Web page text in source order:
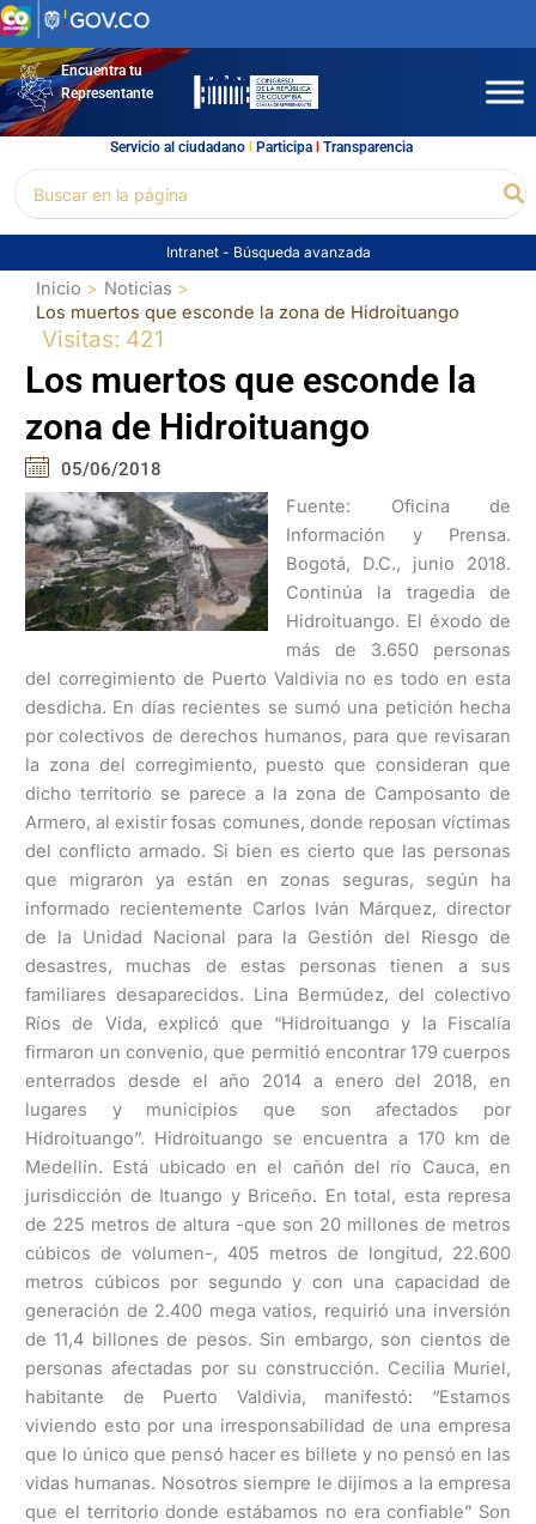
Ir
al
contenidoEncuentra tu
Representante
Servicio al ciudadano l Participal Transparencia
por:
Intranet - Búsqueda avanzada
Inicio
Noticias
Los muertos que esconde la zona de Hidroituango
Visitas: 421
Los muertos que esconde la
zona de Hidroituango
05/06/2018
Fuente: Oficina de
Información y Prensa.
Bogotá, D.C., junio 2018.
Continúa la tragedia de
Hidroituango. El éxodo de
más de 3.650 personas
del corregimiento de Puerto Valdivia no es todo en esta
desdicha. En días recientes se sumó una petición hecha
por colectivos de derechos humanos, para que revisaran
la zona del corregimiento, puesto que consideran que
dicho territorio se parece a la zona de Camposanto de
Armero, al existir fosas comunes, donde reposan víctimas
del conflicto armado. Si bien es cierto que las personas
que migraron ya están en zonas seguras, según ha
informado recientemente Carlos Iván Márquez, director
de la Unidad Nacional para la Gestión del Riesgo de
desastres, muchas de estas personas tienen a sus
familiares desaparecidos. Lina Bermúdez, del colectivo
Ríos de Vida, explicó que “Hidroituango y la Fiscalía
firmaron un convenio, que permitió encontrar 179 cuerpos
enterrados desde el año 2014 a enero del 2018, en
lugares y municipios que son afectados por
Hidroituango”. Hidroituango se encuentra a 170 km de
Medellín. Está ubicado en el cañón del río Cauca, en
jurisdicción de Ituango y Briceño. En total, esta represa
de 225 metros de altura -que son 20 millones de metros
cúbicos de volumen-, 405 metros de longitud, 22.600
metros cúbicos por segundo y con una capacidad de
generación de 2.400 mega vatios, requirió una inversión
de 11,4 billones de pesos. Sin embargo, son cientos de
personas afectadas por su construcción. Cecilia Muriel,
habitante de Puerto Valdivia, manifestó: “Estamos
viviendo esto por una irresponsabilidad de una empresa
que lo único que pensó hacer es billete y no pensó en las
vidas humanas. Nosotros siempre le dijimos a la empresa
que el territorio donde estábamos no era confiable” Son